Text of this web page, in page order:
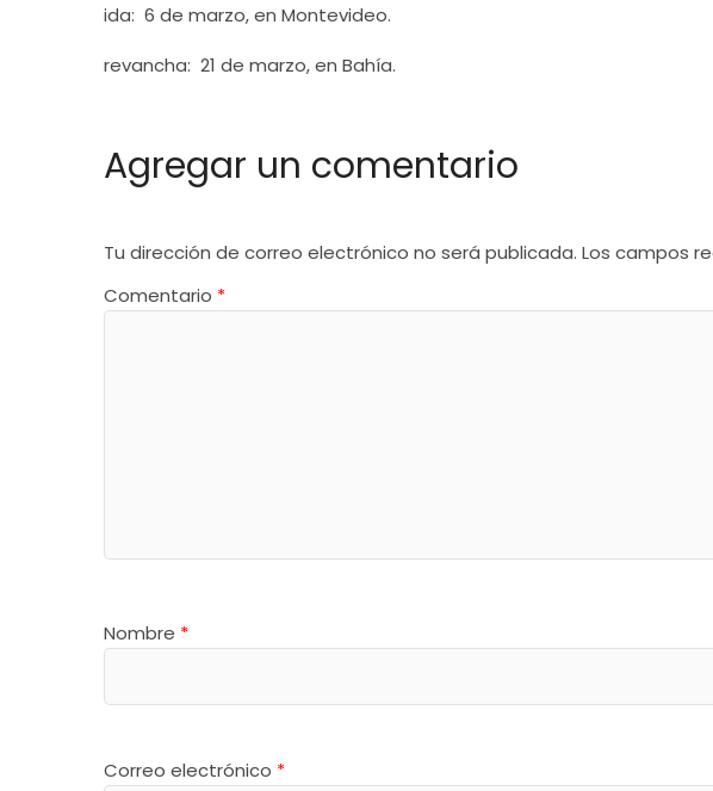
ida: 6 de marzo, en Montevideo.
revancha: 21 de marzo, en Bahía.
Agregar un comentario
Tu dirección de correo electrónico no será publicada. Los campos
Comentario *
Nombre *
Correo electrónico *